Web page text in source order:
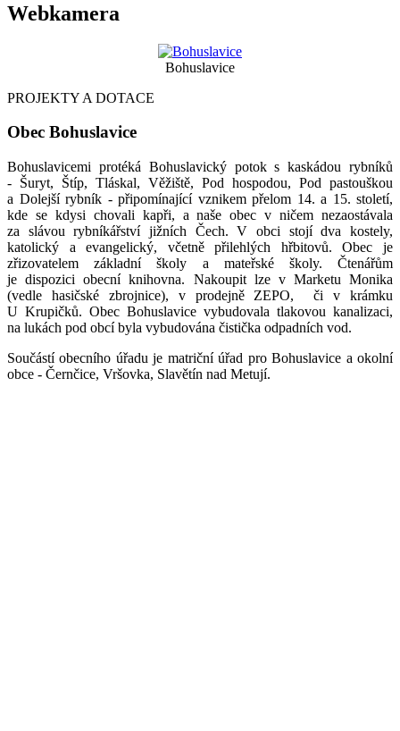
Webkamera
Bohuslavice
PROJEKTY A DOTACE
Obec Bohuslavice
Bohuslavicemi protéká Bohuslavický potok s kaskádou rybníků
- Šuryt, Štíp, Tláskal, Věžiště, Pod hospodou, Pod pastouškou
a Dolejší rybník - připomínající vznikem přelom 14. a 15. století,
kde se kdysi chovali kapři, a naše obec v ničem nezaostávala
za slávou rybníkářství jižních Čech. V obci stojí dva kostely,
katolický a evangelický, včetně přilehlých hřbitovů. Obec je
zřizovatelem základní školy a mateřské školy. Čtenářům
je dispozici obecní knihovna. Nakoupit lze v Marketu Monika
(vedle hasičské zbrojnice), v prodejně ZEPO, či v krámku
U Krupičků. Obec Bohuslavice vybudovala tlakovou kanalizaci,
na lukách pod obcí byla vybudována čistička odpadních vod.
Součástí obecního úřadu je matriční úřad pro Bohuslavice a okolní
obce - Černčice, Vršovka, Slavětín nad Metují.